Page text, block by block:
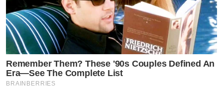
Remember Them? These '90s Couples Defined An
Era—See The Complete List
BRAINBERRIES